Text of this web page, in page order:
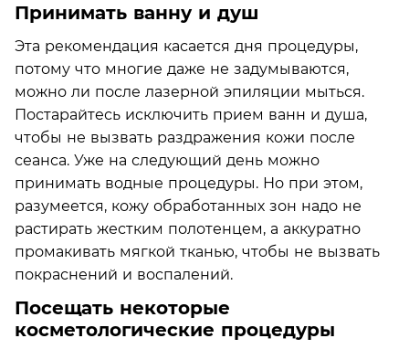
Принимать ванну и душ
Эта рекомендация касается дня процедуры,
потому что многие даже не задумываются,
можно ли после лазерной эпиляции мыться.
Постарайтесь исключить прием ванн и душа,
чтобы не вызвать раздражения кожи после
сеанса. Уже на следующий день можно
принимать водные процедуры. Но при этом,
разумеется, кожу обработанных зон надо не
растирать жестким полотенцем, а аккуратно
промакивать мягкой тканью, чтобы не вызвать
покраснений и воспалений.
Посещать некоторые
косметологические процедуры